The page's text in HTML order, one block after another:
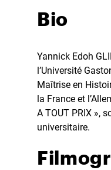
Bio
Yannick Edoh
l’Université
Maîtrise en
la France et
A TOUT PRIX »,
universitaire.